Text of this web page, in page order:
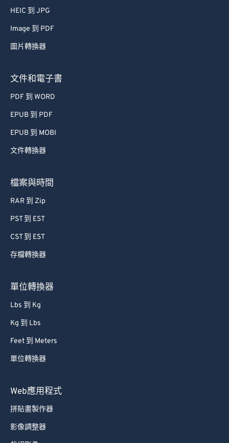
HEIC 到 JPG
Image 到 PDF
圖片轉換器
文件和電子書
PDF 到 WORD
EPUB 到 PDF
EPUB 到 MOBI
文件轉換器
檔案與時間
RAR 到 Zip
PST 到 EST
CST 到 EST
存檔轉換器
單位轉換器
Lbs 到 Kg
Kg 到 Lbs
Feet 到 Meters
單位轉換器
Web應用程式
拼貼畫製作器
影像調整器